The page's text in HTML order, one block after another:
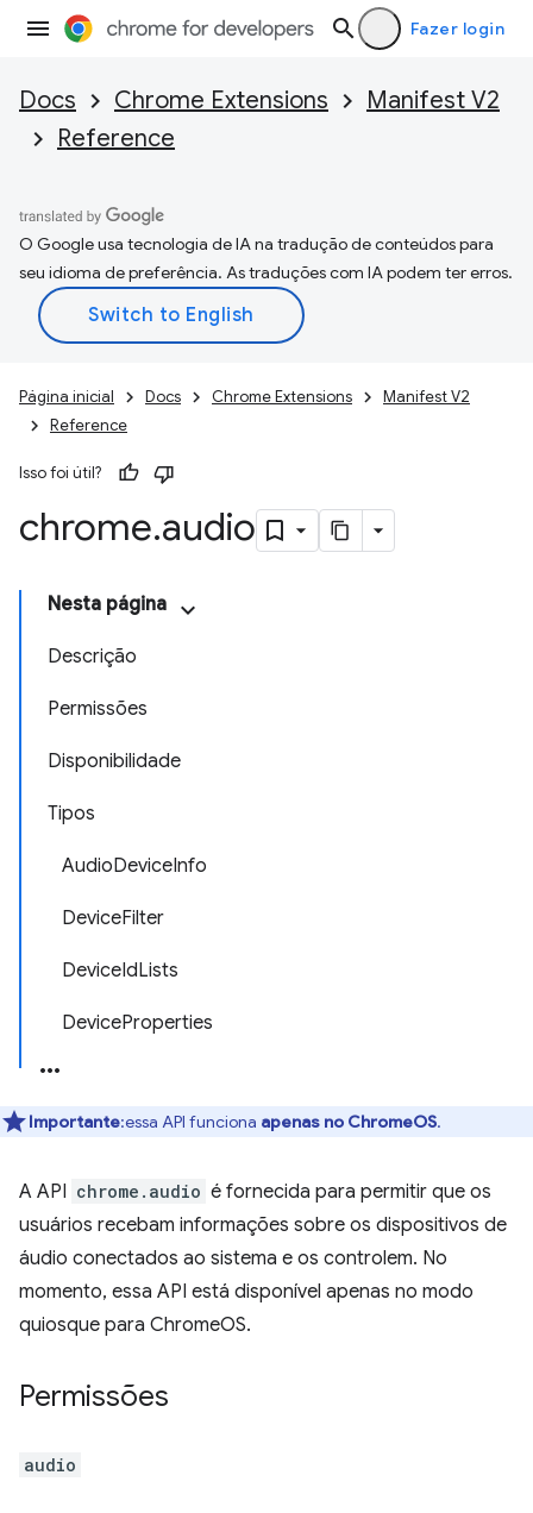
Fazer login
Docs Chrome Extensions
Manifest V2
Reference
O Google usa tecnologia de IA na tradução de conteúdos para
seu idioma de preferência. As traduções com IA podem ter erros.
Página inicial Docs Chrome Extensions
Manifest V2
Reference
Isso foi útil?
chrome.audio
Nesta página
Descrição
Permissões
Disponibilidade
Tipos
AudioDeviceInfo
DeviceFilter
DeviceIdLists
DeviceProperties
Importante:essa API funciona apenas no ChromeOS.
A API chrome.audio é fornecida para permitir que os
usuários recebam informações sobre os dispositivos de
áudio conectados ao sistema e os controlem. No
momento, essa API está disponível apenas no modo
quiosque para ChromeOS.
Permissões
audio